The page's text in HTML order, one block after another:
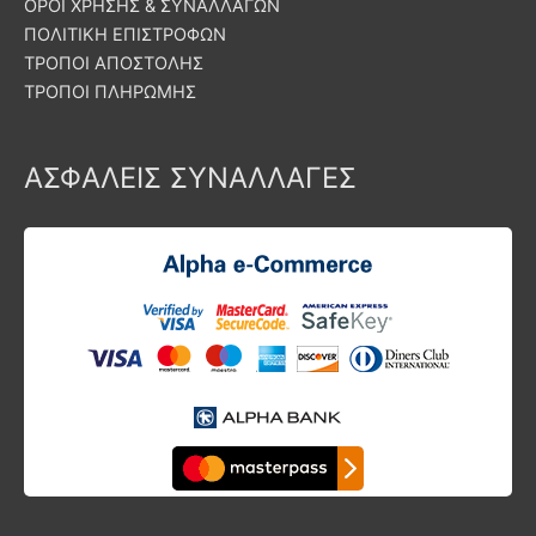
ΟΡΟΙ ΧΡΗΣΗΣ & ΣΥΝΑΛΛΑΓΩΝ
ΠΟΛΙΤΙΚΗ ΕΠΙΣΤΡΟΦΩΝ
ΤΡΟΠΟΙ ΑΠΟΣΤΟΛΗΣ
ΤΡΟΠΟΙ ΠΛΗΡΩΜΗΣ
ΑΣΦΑΛΕΙΣ ΣΥΝΑΛΛΑΓΕΣ